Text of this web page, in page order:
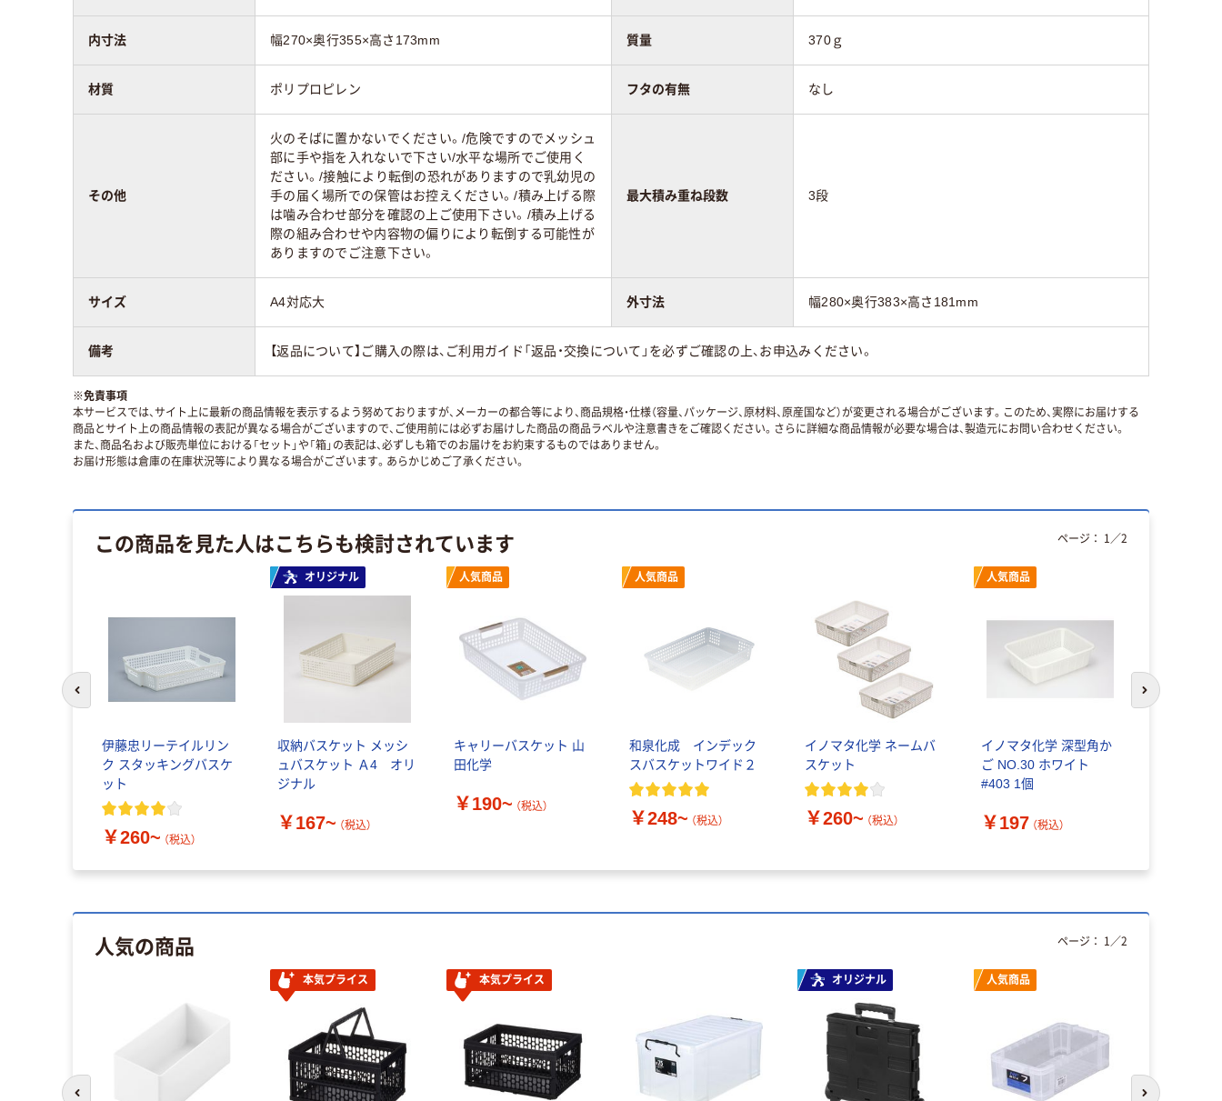
内寸法 幅270×奥行355×高さ173mm 質量 370ｇ
材質 ポリプロピレン フタの有無 なし
その他
火のそばに置かないでください。/危険ですのでメッシュ
部に手や指を入れないで下さい/水平な場所でご使用く
ださい。/接触により転倒の恐れがありますので乳幼児の
手の届く場所での保管はお控えください。/積み上げる際
は噛み合わせ部分を確認の上ご使用下さい。/積み上げる
際の組み合わせや内容物の偏りにより転倒する可能性が
ありますのでご注意下さい。
最大積み重ね段数 3段
サイズ A4対応大 外寸法 幅280×奥行383×高さ181mm
備考 【返品について】ご購入の際は、ご利用ガイド「返品・交換について」を必ずご確認の上、お申込みください。
※免責事項
本サービスでは、サイト上に最新の商品情報を表示するよう努めておりますが、メーカーの都合等により、商品規格・仕様（容量、パッケージ、原材料、原産国など）が変更される場合がございます。このため、実際にお届けする
商品とサイト上の商品情報の表記が異なる場合がございますので、ご使用前には必ずお届けした商品の商品ラベルや注意書きをご確認ください。さらに詳細な商品情報が必要な場合は、製造元にお問い合わせください。
また、商品名および販売単位における「セット」や「箱」の表記は、必ずしも箱でのお届けをお約束するものではありません。
お届け形態は倉庫の在庫状況等により異なる場合がございます。あらかじめご了承ください。
この商品を見た人はこちらも検討されています
伊藤忠リーテイルリン
ク スタッキングバスケ
ット
￥260~ （税込）
オリジナル
収納バスケット メッシ
ュバスケット Ａ4 オリ
ジナル
￥167~ （税込）
人気商品
キャリーバスケット 山
田化学
￥190~ （税込）
人気商品
和泉化成 インデック
スバスケットワイド２
￥248~ （税込）
イノマタ化学 ネームバ
スケット
￥260~ （税込）
人気商品
イノマタ化学 深型角か
ご NO.30 ホワイト
#403 1個
￥197 （税込）
ページ： 1 ／2
前のスライドへ 次のスライド
人気の商品
本気プライス 本気プライス オリジナル 人気商品
ページ： 1 ／2